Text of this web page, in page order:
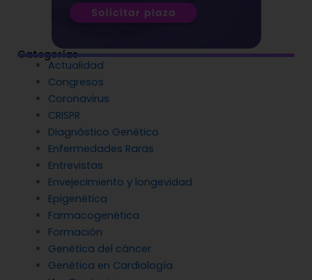
Categorías
Actualidad
Congresos
Coronavirus
CRISPR
Diagnóstico Genético
Enfermedades Raras
Entrevistas
Envejecimiento y longevidad
Epigenética
Farmacogenética
Formación
Genética del cáncer
Genética en Cardiología